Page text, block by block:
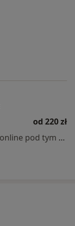
od 220 zł
Specjalista nie oferuje umawiania online pod tym adresem.